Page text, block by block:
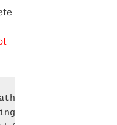
conf/options-ssl-
recommended